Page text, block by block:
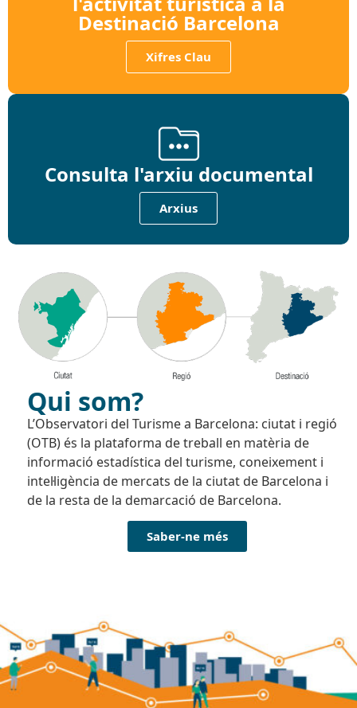
Destinació Barcelona
Xifres Clau
Consulta l'arxiu documental
Arxius
Qui som?
L’Observatori del Turisme a Barcelona: ciutat i regió
(OTB) és la plataforma de treball en matèria de
informació estadística del turisme, coneixement i
intel·ligència de mercats de la ciutat de Barcelona i
de la resta de la demarcació de Barcelona.
Saber-ne més